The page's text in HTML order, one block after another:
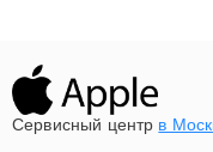
нашим
надежное
сервис на всех
Сервисный центр в